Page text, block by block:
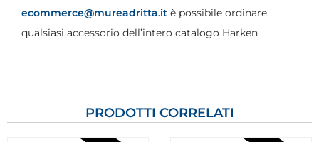
ecommerce@mureadritta.it è possibile ordinare
qualsiasi accessorio dell’intero catalogo Harken
PRODOTTI CORRELATI